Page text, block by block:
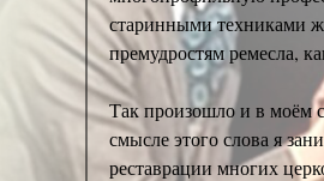
старинными техниками
премудростям ремесла,
Так произошло и в моём
смысле этого слова я
реставрации многих